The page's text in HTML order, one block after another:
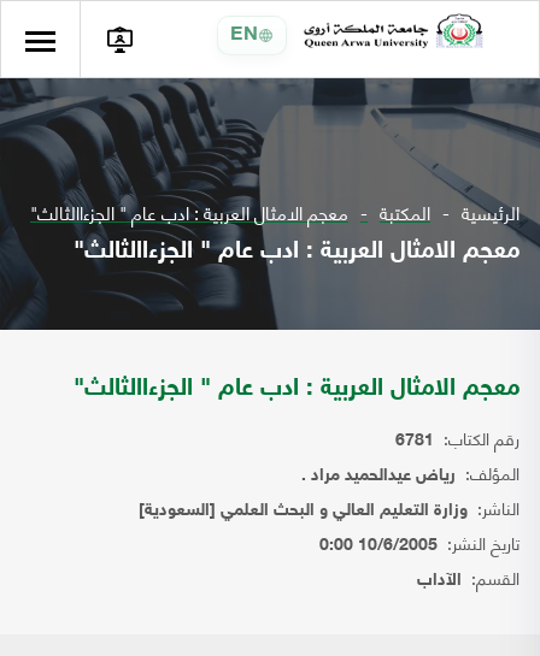
EN
الرئيسية المكتبة معجم الامثال العربية : ادب عام " الجزءاالثالث"
معجم الامثال العربية : ادب عام " الجزءاالثالث"
معجم الامثال العربية : ادب عام " الجزءاالثالث"
رقم الكتاب: 6781
المؤلف: رياض عيدالحميد مراد .
الناشر: وزارة التعليم العالي و البحث العلمي [السعودية]
تاريخ النشر: 10/6/2005 0:00
القسم: الآداب